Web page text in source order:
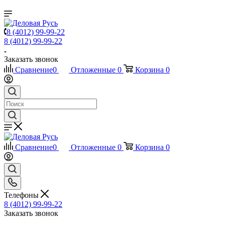
8 (4012) 99-99-22
8 (4012) 99-99-22
Заказать звонок
Сравнение0 Отложенные 0 Корзина 0
Сравнение0 Отложенные 0 Корзина 0
Телефоны
8 (4012) 99-99-22
Заказать звонок